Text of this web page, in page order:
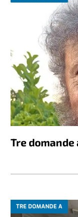
Tre
TRE DOMANDE A